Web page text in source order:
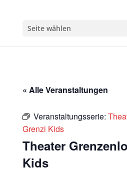
Seite wählen
« Alle Veranstaltungen
Veranstaltungsserie:
Grenzi Kids
Theater
Kids